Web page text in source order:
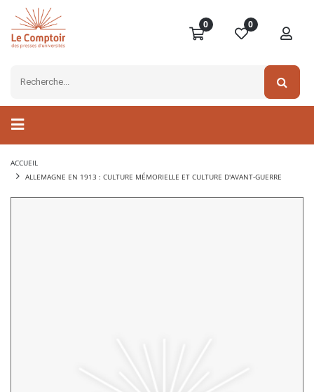
0 0
ACCUEIL
ALLEMAGNE EN 1913 : CULTURE MÉMORIELLE ET CULTURE D'AVANT-GUERRE